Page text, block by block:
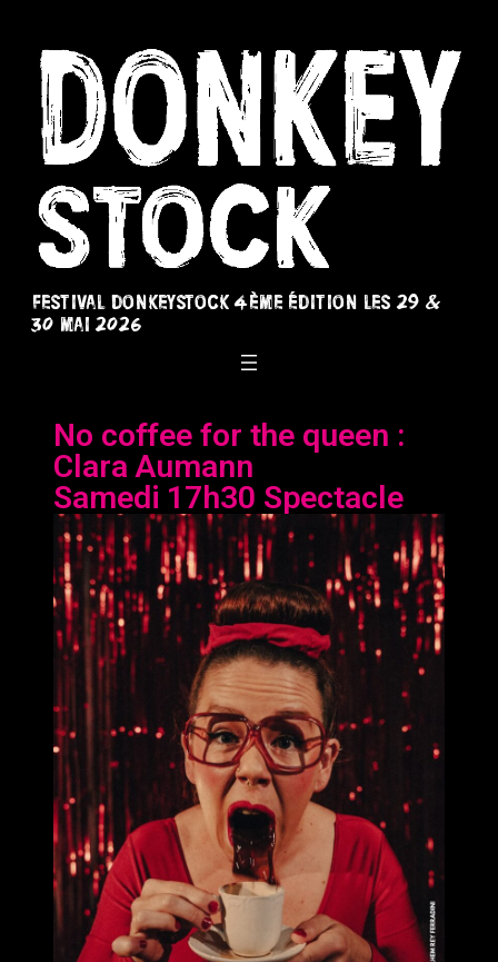
Festival Donkeystock 4ème édition les 29 &
30 Mai 2026
No coffee for the queen :
Clara Aumann
Samedi 17h30 Spectacle